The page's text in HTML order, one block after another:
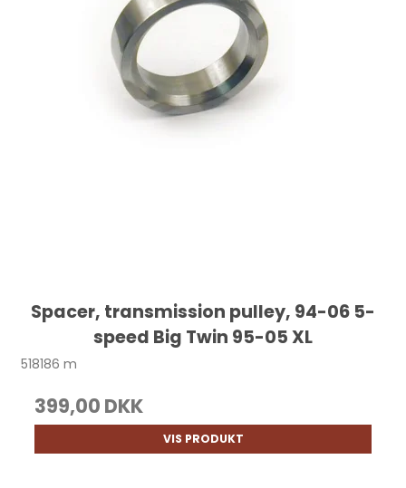
Spacer, transmission pulley, 94-06 5-
speed Big Twin 95-05 XL
518186 m
399,00 DKK
VIS PRODUKT